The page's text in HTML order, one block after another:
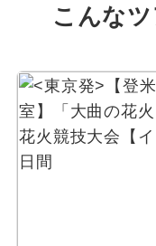
こんな